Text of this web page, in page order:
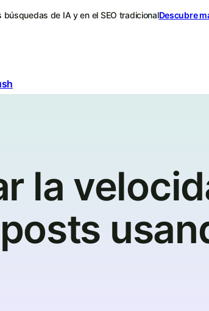
búsquedas de IA y en el SEO tradicionalDescubre
la